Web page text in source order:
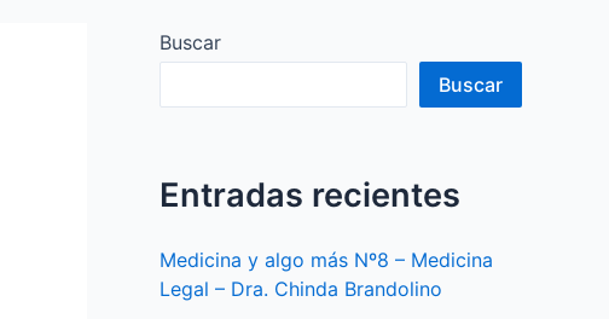
Buscar
Buscar
Entradas recientes
Medicina y algo más Nº8 – Medicina
Legal – Dra. Chinda Brandolino